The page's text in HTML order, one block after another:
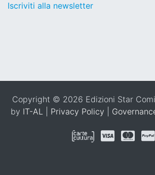
Iscriviti alla newsletter
Copyright © 2026 Edizioni Star
by IT-AL Privacy Policy